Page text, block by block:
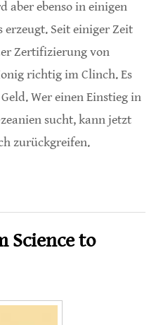
aber ebenso in einigen
erzeugt. Seit einiger Zeit
Zertifizierung von
richtig im Clinch. Es
Wer einen Einstieg in
sucht, kann jetzt
zurückgreifen.
Science to